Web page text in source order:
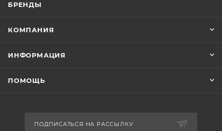
БРЕНДЫ
КОМПАНИЯ
ИНФОРМАЦИЯ
ПОМОЩЬ
ПОДПИСАТЬСЯ НА РАССЫЛКУ